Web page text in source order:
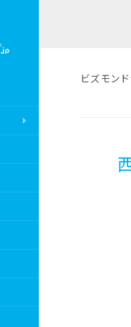
ビズモン